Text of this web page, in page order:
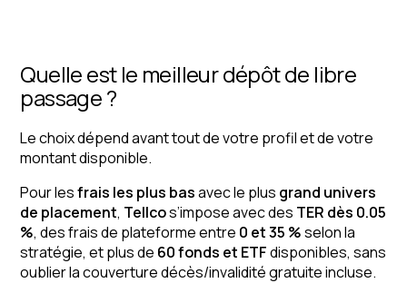
Quelle est le meilleur dépôt de libre
passage ?
Le choix dépend avant tout de votre profil et de votre
montant disponible.
Pour lesfrais les plus basavec le plus grand univers
de placement, Tellcos’impose avec des TER dès 0.05
%, des frais de plateforme entre 0 et 35 %selon la
stratégie, et plus de 60 fonds et ETFdisponibles, sans
oublier la couverture décès/invalidité gratuite incluse.